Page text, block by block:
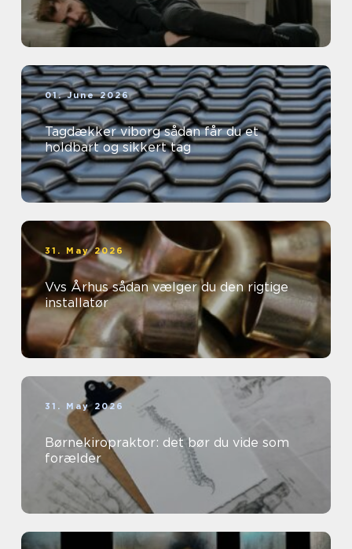
01. June 2026
Tagdækker viborg sådan får du et
holdbart og sikkert tag
31. May 2026
Vvs Århus sådan vælger du den rigtige
installatør
31. May 2026
Børnekiropraktor: det bør du vide som
forælder